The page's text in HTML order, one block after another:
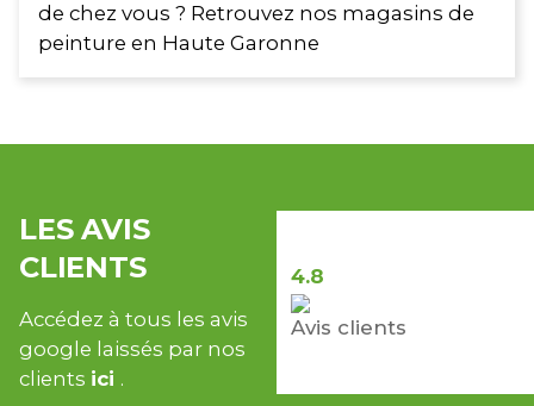
de chez vous ? Retrouvez nos magasins de
peinture en Haute Garonne
LES AVIS
CLIENTS
Accédez à tous les avis
google laissés par nos
clients ici .
4.8
Avis clients